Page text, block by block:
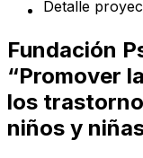
Detalle
Fundación
“Promover
los
niños y